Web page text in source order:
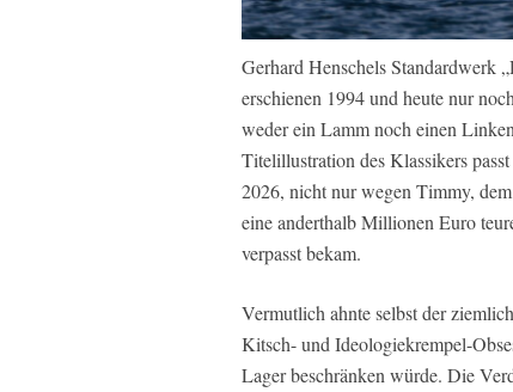
Gerhard Henschels Standardwerk
erschienen 1994 und heute nur
weder ein Lamm noch einen
Titelillustration des Klassikers
2026, nicht nur wegen Timmy,
eine anderthalb Millionen Euro
verpasst bekam.
Vermutlich ahnte selbst der
Kitsch- und Ideologiekrempel-
Lager beschränken würde. Die